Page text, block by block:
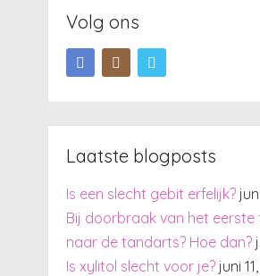
Volg ons
Laatste blogposts
Is een slecht gebit erfelijk?
Bij doorbraak van het eerste
naar de tandarts? Hoe dan?
Is xylitol slecht voor je? juni